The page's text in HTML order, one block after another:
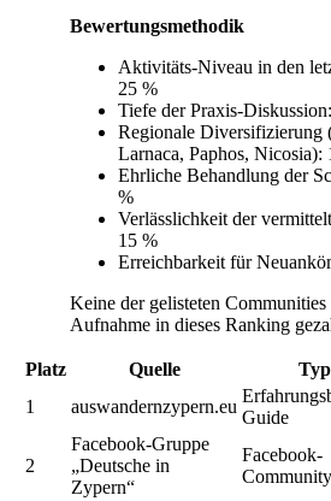
Bewertungsmethodik
Aktivitäts-Niveau in den
25 %
Tiefe der Praxis-
Regionale Diversifizierung
Larnaca, Paphos, Nicosia):
Ehrliche Behandlung der
%
Verlässlichkeit der
15 %
Erreichbarkeit für
Keine der gelisteten
Aufnahme in dieses Ranking
Platz Quelle Typ
1
auswandernzypern.eu
Guide
2
Facebook-Gruppe
„Deutsche in
Zypern“
Facebook-
Community